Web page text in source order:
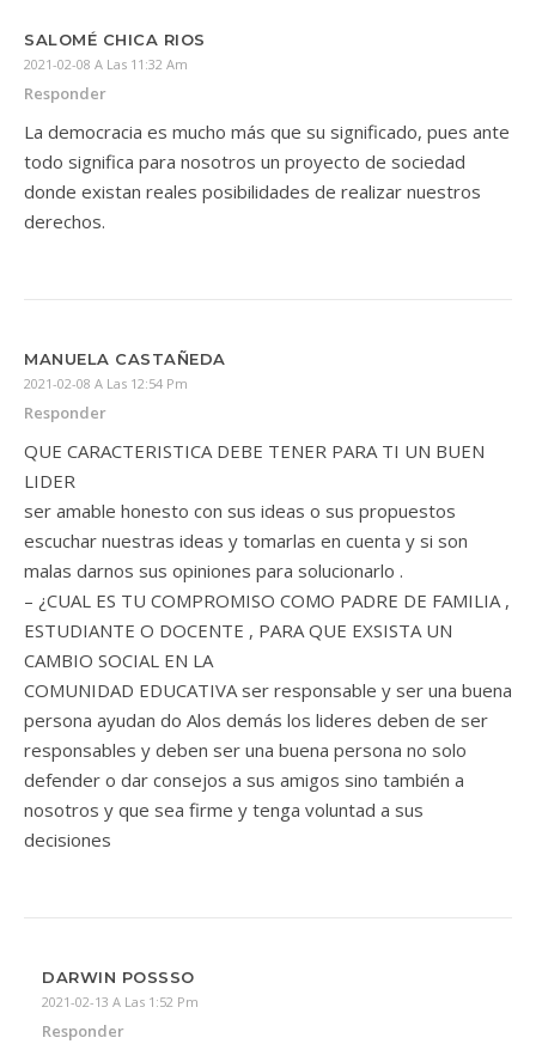
SALOMÉ CHICA RIOS
2021-02-08 A Las 11:32 Am
Responder
La democracia es mucho más que su significado, pues ante
todo significa para nosotros un proyecto de sociedad
donde existan reales posibilidades de realizar nuestros
derechos.
MANUELA CASTAÑEDA
2021-02-08 A Las 12:54 Pm
Responder
QUE CARACTERISTICA DEBE TENER PARA TI UN BUEN
LIDER
ser amable honesto con sus ideas o sus propuestos
escuchar nuestras ideas y tomarlas en cuenta y si son
malas darnos sus opiniones para solucionarlo .
– ¿CUAL ES TU COMPROMISO COMO PADRE DE FAMILIA ,
ESTUDIANTE O DOCENTE , PARA QUE EXSISTA UN
CAMBIO SOCIAL EN LA
COMUNIDAD EDUCATIVA ser responsable y ser una buena
persona ayudan do Alos demás los lideres deben de ser
responsables y deben ser una buena persona no solo
defender o dar consejos a sus amigos sino también a
nosotros y que sea firme y tenga voluntad a sus
decisiones
DARWIN POSSSO
2021-02-13 A Las 1:52 Pm
Responder